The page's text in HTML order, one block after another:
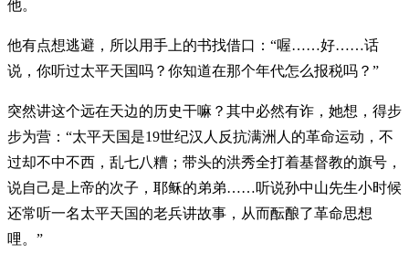
他。
他有点想逃避，所以用手上的书找借口：“喔……好……话
说，你听过太平天国吗？你知道在那个年代怎么报税吗？”
突然讲这个远在天边的历史干嘛？其中必然有诈，她想，得步
步为营：“太平天国是19世纪汉人反抗满洲人的革命运动，不
过却不中不西，乱七八糟；带头的洪秀全打着基督教的旗号，
说自己是上帝的次子，耶稣的弟弟……听说孙中山先生小时候
还常听一名太平天国的老兵讲故事，从而酝酿了革命思想
哩。”